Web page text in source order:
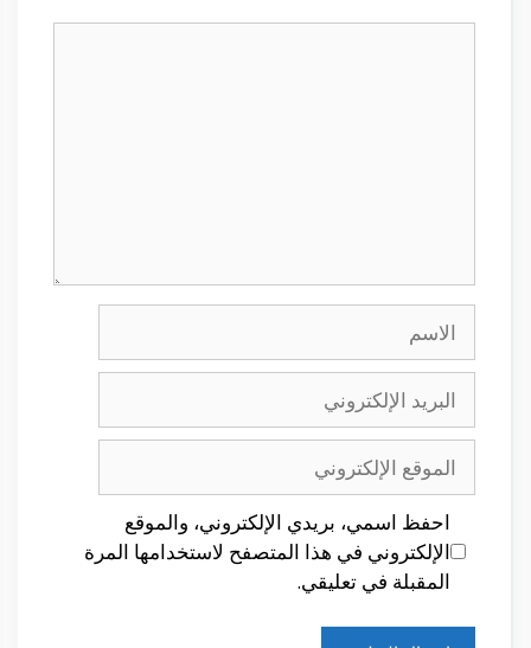
الاسم
البريد
الإلكتروني
الموقع
الإلكتروني
احفظ اسمي، بريدي الإلكتروني، والموقع
الإلكتروني في هذا المتصفح لاستخدامها المرة
المقبلة في تعليقي.